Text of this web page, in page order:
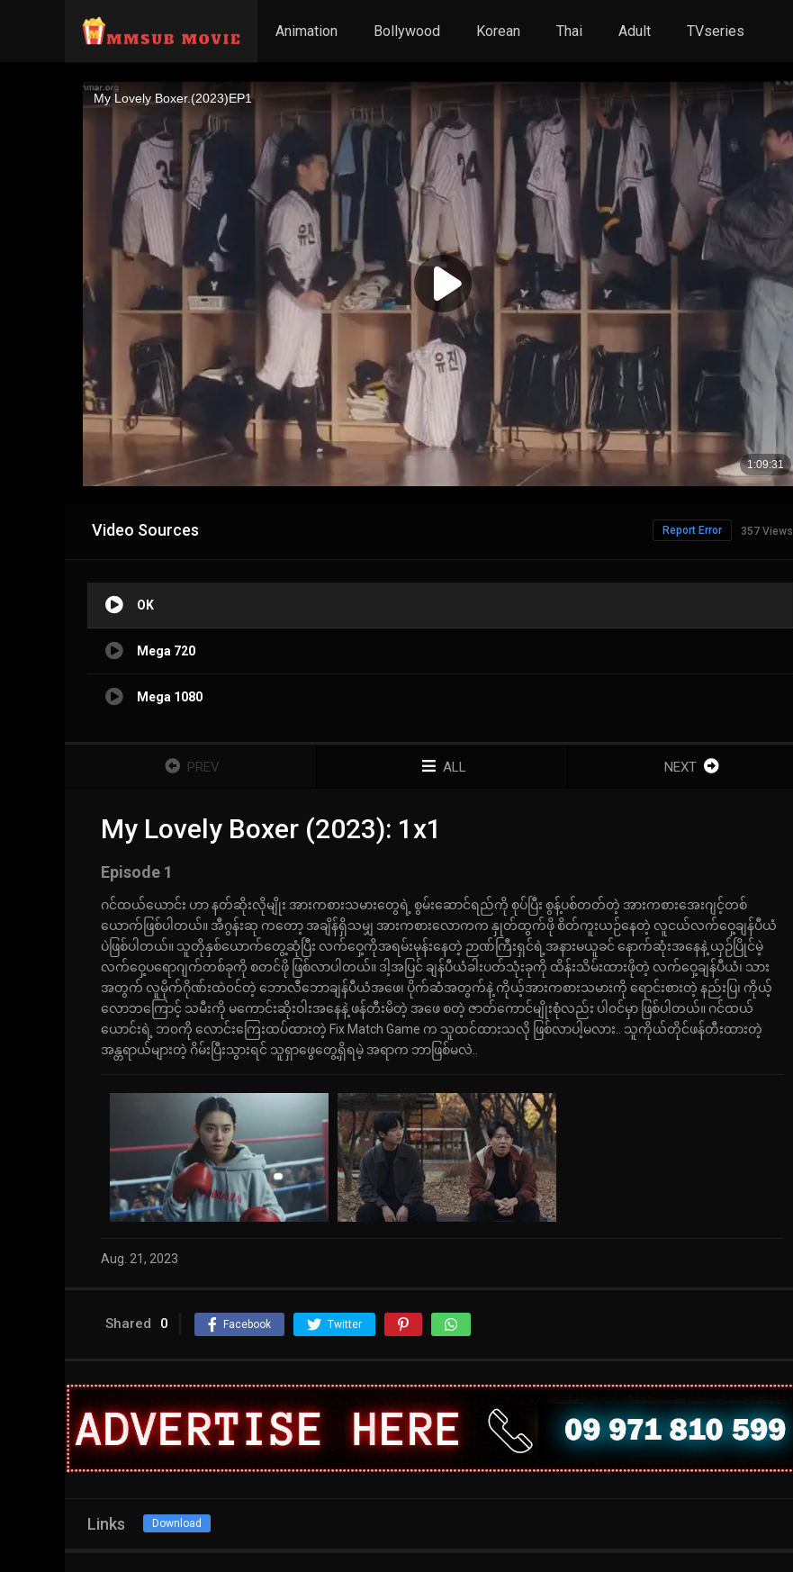
Animation Bollywood Korean Thai Adult TVseries
Video Sources 357 Views
Report Error
OK
Mega 720
Mega 1080
PREV ALL NEXT
My Lovely Boxer (2023): 1x1
Episode 1
ဂင်ထယ်ယောင်း ဟာ နတ်ဆိုးလိုမျိုး အားကစားသမားတွေရဲ့ စွမ်းဆောင်ရည်ကို စုပ်ပြီး စွန့်ပစ်တတ်တဲ့ အားကစားအေးဂျင့်တစ်
ယောက်ဖြစ်ပါတယ်။ အီဂွန်းဆု ကတော့ အချိန်ရှိသမျှ အားကစားလောကက နှုတ်ထွက်ဖို စိတ်ကူးယဉ်နေတဲ့ လူငယ်လက်ဝှေ့ချန်ပီယံ
ပဲဖြစ်ပါတယ်။ သူတိုနှစ်ယောက်တွေ့ဆုံပြီး လက်ဝှေ့ကိုအရမ်းမုန်းနေတဲ့ ဉာဏ်ကြီးရှင်ရဲ့အနားမယူခင် နောက်ဆုံးအနေနဲ့ ယှဉ်ပြိုင်မဲ့
လက်ဝှေ့ပရောဂျက်တစ်ခုကို စတင်ဖို ဖြစ်လာပါတယ်။ ဒါ့အပြင် ချန်ပီယံခါးပတ်သုံးခုကို ထိန်းသိမ်းထားဖိုတဲ့ လက်ဝှေ့ချန်ပီယံ၊ သား
အတွက် လူမိုက်ဂိုဏ်းထဲ၀င်တဲ့ ဘောလီဘောချန်ပီယံအဖေ၊ ပိုက်ဆံအတွက်နဲ့ ကိုယ့်အားကစားသမားကို ရောင်းစားတဲ့ နည်းပြ၊ ကိုယ့်
လောဘကြောင့် သမီးကို မကောင်းဆိုးဝါးအနေနဲ့ ဖန်တီးမိတဲ့ အဖေ စတဲ့ ဇာတ်ကောင်မျိုးစုံလည်း ပါ၀င်မှာ ဖြစ်ပါတယ်။ ဂင်ထယ်
ယောင်းရဲ့ ဘ၀ကို လောင်းကြေးထပ်ထားတဲ့ Fix Match Game က သူထင်ထားသလို ဖြစ်လာပါ့မလား.. သူကိုယ်တိုင်ဖန်တီးထားတဲ့
အန္တရာယ်များတဲ့ ဂိမ်းပြီးသွားရင် သူရှာ‌ဖွေတွေ့ရှိရမဲ့ အရာက ဘာဖြစ်မလဲ..
Aug. 21, 2023
Shared 0 Facebook Twitter
Links Download